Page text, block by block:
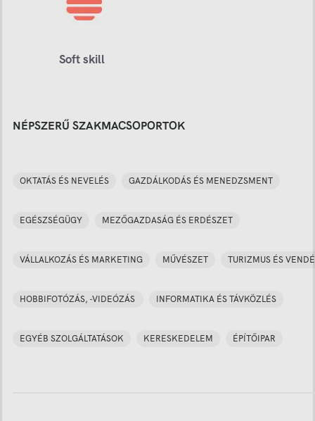
Soft skill
NÉPSZERŰ SZAKMACSOPORTOK
OKTATÁS ÉS NEVELÉS GAZDÁLKODÁS ÉS MENEDZSMENT
EGÉSZSÉGÜGY MEZŐGAZDASÁG ÉS ERDÉSZET
VÁLLALKOZÁS ÉS MARKETING MŰVÉSZET TURIZMUS ÉS
HOBBIFOTÓZÁS, -VIDEÓZÁS INFORMATIKA ÉS TÁVKÖZLÉS
EGYÉB SZOLGÁLTATÁSOK KERESKEDELEM ÉPÍTŐIPAR